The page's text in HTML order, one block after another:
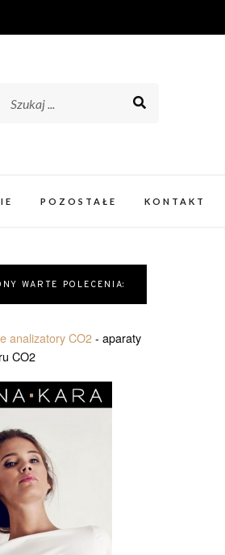
POZOSTAŁE KONTAKT
WARTE POLECENIA:
analizatory CO2- aparaty
CO2